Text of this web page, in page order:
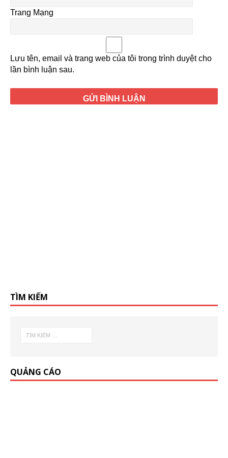
Trang Mạng
Lưu tên, email và trang web của tôi trong trình duyệt cho
lần bình luận sau.
TÌM KIẾM
QUẢNG CÁO